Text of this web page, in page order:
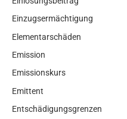
Einzugsermächtigung
Elementarschäden
Emission
Emissionskurs
Emittent
Entschädigungsgrenzen